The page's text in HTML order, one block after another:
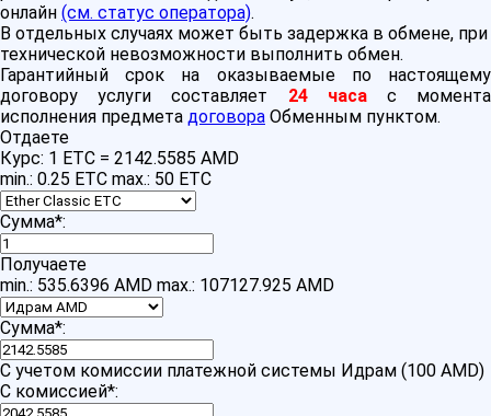
онлайн (см. статус оператора).
В отдельных случаях может быть задержка в обмене, при
технической невозможности выполнить обмен.
Гарантийный срок на оказываемые по настоящему
договору услуги составляет 24 часас момента
исполнения предмета договора Обменным пунктом.
Отдаете
Курс: 1 ETC = 2142.5585 AMD
min.: 0.25 ETC max.: 50 ETC
Сумма*:
Получаете
min.: 535.6396 AMD max.: 107127.925 AMD
Сумма*:
С учетом комиссии платежной системы Идрам (100 AMD)
С комиссией*: